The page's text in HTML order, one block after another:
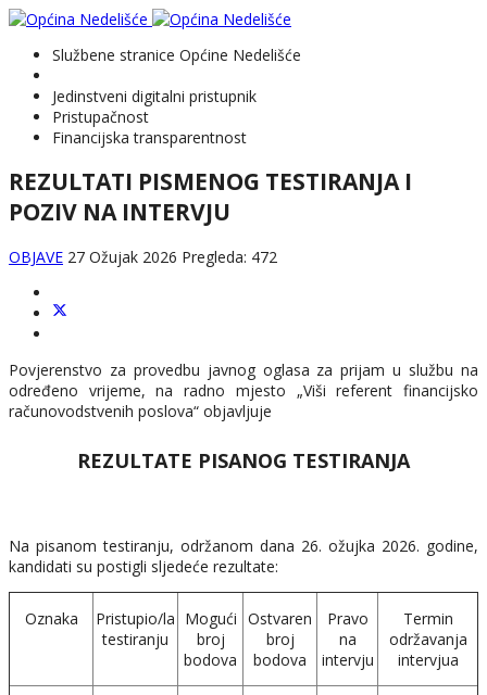
Službene stranice Općine Nedelišće
Jedinstveni digitalni pristupnik
Pristupačnost
Financijska transparentnost
REZULTATI PISMENOG TESTIRANJA I
POZIV NA INTERVJU
OBJAVE 27 Ožujak 2026 Pregleda: 472
Povjerenstvo za provedbu javnog oglasa za prijam u službu na
određeno vrijeme, na radno mjesto „Viši referent financijsko
računovodstvenih poslova“ objavljuje
REZULTATE PISANOG TESTIRANJA
Na pisanom testiranju, održanom dana 26. ožujka 2026. godine,
kandidati su postigli sljedeće rezultate:
Oznaka
Pristupio/la
testiranju
Mogući
broj
bodova
Ostvaren
broj
bodova
Pravo
na
intervju
Termin
održavanja
intervjua